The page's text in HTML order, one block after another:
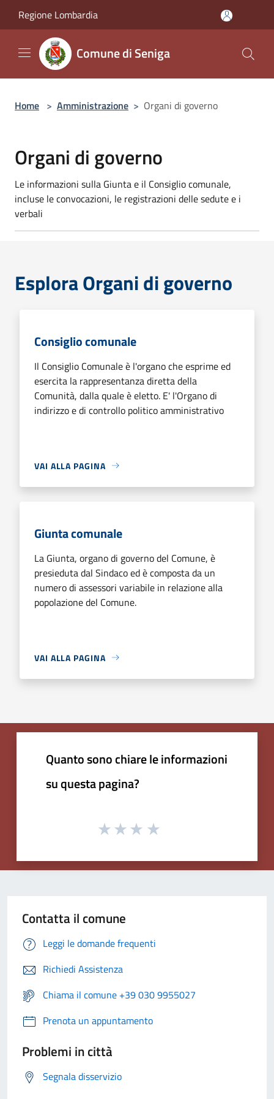
Regione Lombardia
Comune di Seniga
Home > Amministrazione > Organi di governo
Organi di governo
Le informazioni sulla Giunta e il Consiglio comunale,
incluse le convocazioni, le registrazioni delle sedute e i
verbali
Esplora Organi di governo
Consiglio comunale
Il Consiglio Comunale è l'organo che esprime ed
esercita la rappresentanza diretta della
Comunità, dalla quale è eletto. E' l'Organo di
indirizzo e di controllo politico amministrativo
VAI ALLA PAGINA
Giunta comunale
La Giunta, organo di governo del Comune, è
presieduta dal Sindaco ed è composta da un
numero di assessori variabile in relazione alla
popolazione del Comune.
VAI ALLA PAGINA
Quanto sono chiare le informazioni
su questa pagina?
Contatta il comune
Leggi le domande frequenti
Richiedi Assistenza
Chiama il comune +39 030 9955027
Prenota un appuntamento
Problemi in città
Segnala disservizio